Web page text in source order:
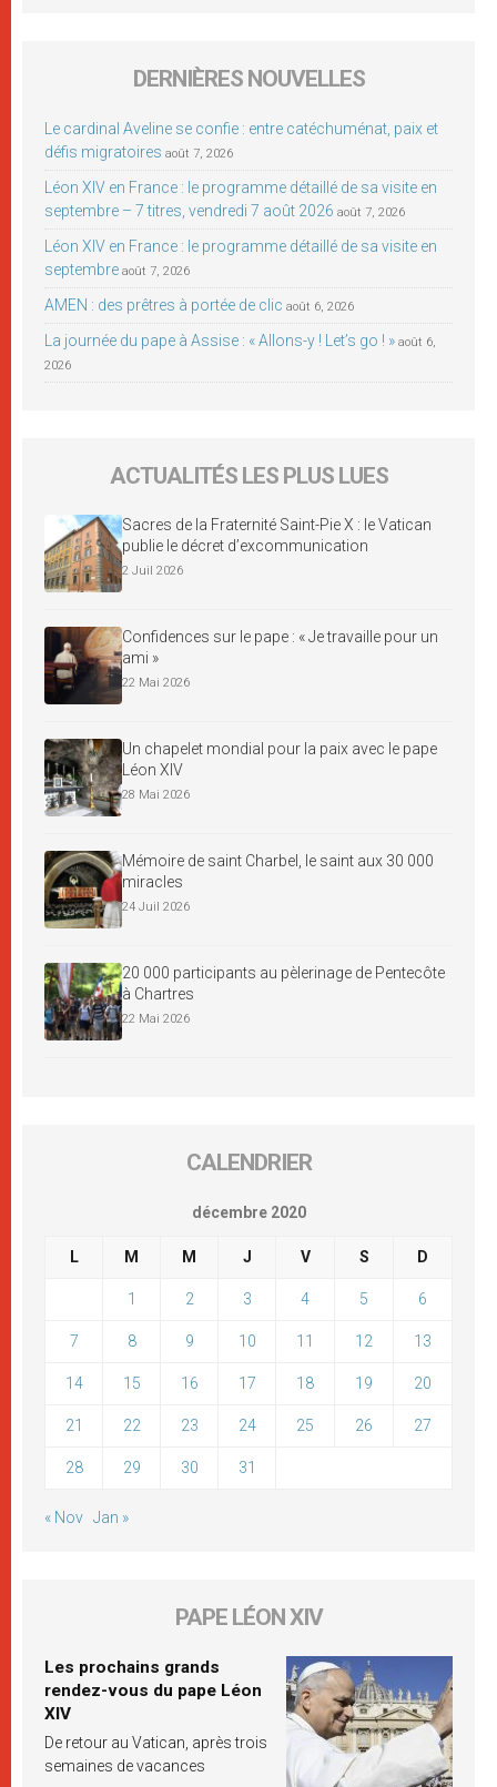
DERNIÈRES NOUVELLES
Le cardinal Aveline se confie : entre catéchuménat, paix et
défis migratoires août 7, 2026
Léon XIV en France : le programme détaillé de sa visite en
septembre – 7 titres, vendredi 7 août 2026 août 7, 2026
Léon XIV en France : le programme détaillé de sa visite en
septembre août 7, 2026
AMEN : des prêtres à portée de clic août 6, 2026
La journée du pape à Assise : « Allons-y ! Let’s go ! » août 6,
2026
ACTUALITÉS LES PLUS LUES
Sacres de la Fraternité Saint-Pie X : le Vatican
publie le décret d’excommunication
2 Juil 2026
Confidences sur le pape : « Je travaille pour un
ami »
22 Mai 2026
Un chapelet mondial pour la paix avec le pape
Léon XIV
28 Mai 2026
Mémoire de saint Charbel, le saint aux 30 000
miracles
24 Juil 2026
20 000 participants au pèlerinage de Pentecôte
à Chartres
22 Mai 2026
CALENDRIER
décembre 2020
L M M J V S D
1 2 3 4 5 6
7 8 9 10 11 12 13
14 15 16 17 18 19 20
21 22 23 24 25 26 27
28 29 30 31
« Nov Jan »
PAPE LÉON XIV
Les prochains grands
rendez-vous du pape Léon
XIV
De retour au Vatican, après trois
semaines de vacances